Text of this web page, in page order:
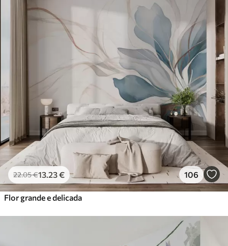
22.05€13 .23€ 106
Flor grande e delicada